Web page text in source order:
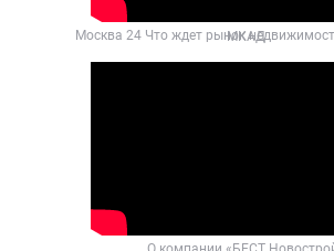
Москва 24 Что ждет рынок недвижимости в пределах МКАД